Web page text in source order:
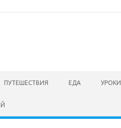
ПУТЕШЕСТВИЯ ЕДА УРОКИ